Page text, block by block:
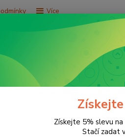
Více
Získejte 5% slevu
Stačí zadat